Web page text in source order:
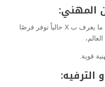
المهني:
مواقع مثل LinkedIn أو حتى Twitter ما يعرف ب X حالياً توفر فرصًا
قوية.
الترفيه: